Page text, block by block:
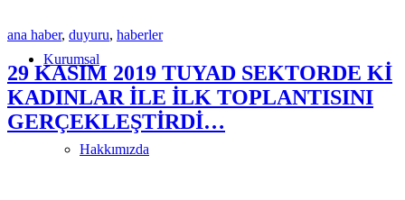
Kurumsal
Hakkımızda
ana haber, duyuru, haberler
29 KASIM 2019 TUYAD SEKTORDE Kİ
KADINLAR İLE İLK TOPLANTISINI
GERÇEKLEŞTİRDİ…